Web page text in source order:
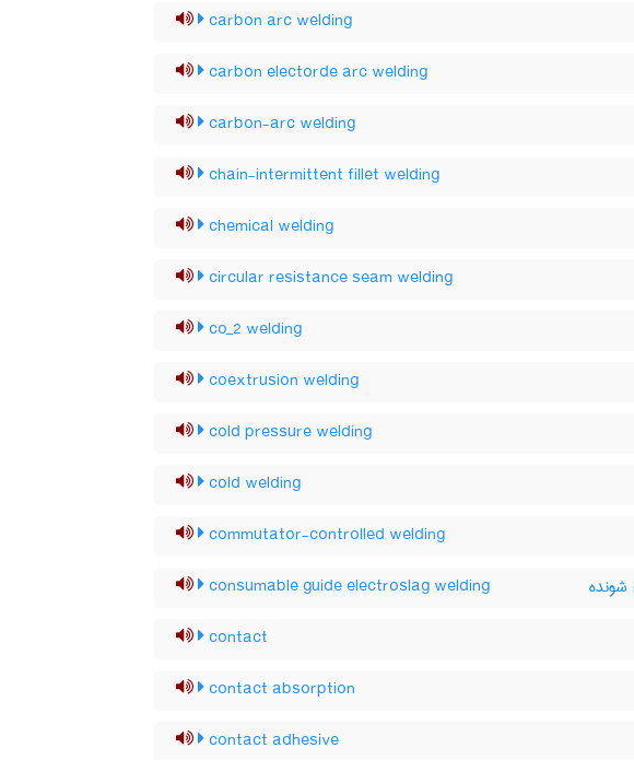
carbon arc welding
carbon electorde arc welding
carbon-arc welding
chain-intermittent fillet welding
chemical welding
circular resistance seam welding
co_2 welding
coextrusion welding
cold pressure welding
cold welding
commutator-controlled welding
consumable guide electroslag welding
contact
contact absorption
contact adhesive